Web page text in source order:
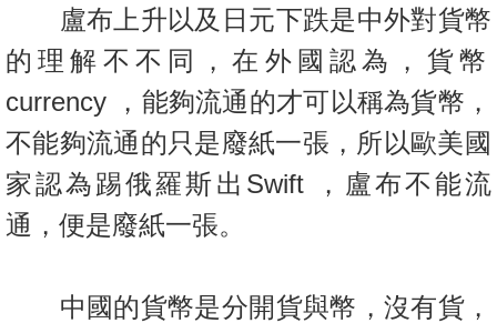
盧布上升以及日元下跌是中外對貨幣
的理解不不同，在外國認為，貨幣
currency ，能夠流通的才可以稱為貨幣，
不能夠流通的只是廢紙一張，所以歐美國
家認為踢俄羅斯出Swift ，盧布不能流
通，便是廢紙一張。
中國的貨幣是分開貨與幣，沒有貨，